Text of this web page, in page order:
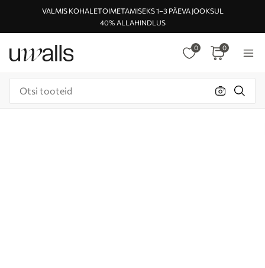
VALMIS KOHALETOIMETAMISEKS 1–3 PÄEVA JOOKSUL
40% ALLAHINDLUS
0 0